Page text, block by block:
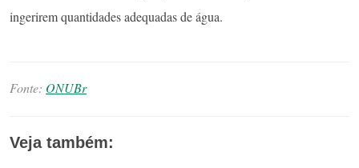
ingerirem quantidades adequadas de água.
Fonte: ONUBr
Veja também: